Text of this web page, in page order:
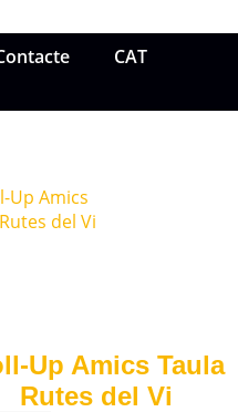
CAT
Up Amics Taula
Rutes del Vi